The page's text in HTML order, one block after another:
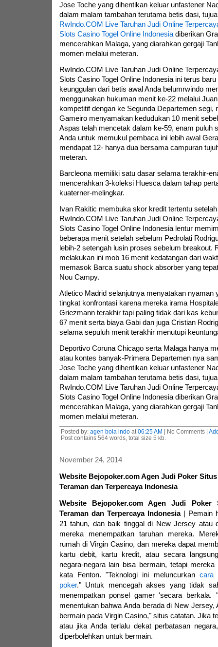
Jose Toche yang dihentikan keluar unfastener
dalam malam tambahan terutama betis dasi,
RwIndo.COM Live Taruhan Judi Online
Slots Casino Togel Online Indonesiadiberikan
mencerahkan Malaga, yang diarahkan gergaji
momen melalui meteran.
RwIndo.COM Live Taruhan Judi Online
Slots Casino Togel Online Indonesia ini terus
keunggulan dari betis awal Anda belumrwindo
menggunakan hukuman menit ke-22 melalui
kompetitif dengan ke Segunda Departemen segi,
Gameiro menyamakan kedudukan 10 menit
Aspas telah mencetak dalam ke-59, enam puluh
Anda untuk memukul pembaca ini lebih awal
mendapat 12- hanya dua bersama campuran
meteran.
Barcleona memiliki satu dasar selama terakhir-
mencerahkan 3-koleksi Huesca dalam tahap
kuaterner-melingkar.
Ivan Rakitic membuka skor kredit tertentu
RwIndo.COM Live Taruhan Judi Online
Slots Casino Togel Online Indonesia lentur
beberapa menit setelah sebelum Pedrolati
lebih-2 setengah lusin proses sebelum breakout.
melakukan ini mob 16 menit kedatangan dari
memasok Barca suatu shock absorber yang
Nou Campy.
Atletico Madrid selanjutnya menyatakan nyaman
tingkat konfrontasi karena mereka irama
Griezmann terakhir tapi paling tidak dari kas
67 menit serta biaya Gabi dan juga Cristian
selama sepuluh menit terakhir menutupi
Deportivo Coruna Chicago serta Malaga hanya
atau kontes banyak-Primera Departemen nya
Jose Toche yang dihentikan keluar unfastener
dalam malam tambahan terutama betis dasi,
RwIndo.COM Live Taruhan Judi Online
Slots Casino Togel Online Indonesia diberikan
mencerahkan Malaga, yang diarahkan gergaji
momen melalui meteran.
Posted by: agen bola indoat 06:25 AM | No Comments |
Post contains 564 words, total size 5 kb.
November 24, 2014
Website Bejopoker.com Agen Judi Poker
Teraman dan Terpercaya Indonesia
Website Bejopoker.com Agen Judi Poker
Teraman dan Terpercaya Indonesia| Pemain
21 tahun, dan baik tinggal di New Jersey atau
mereka menempatkan taruhan mereka.
rumah di Virgin Casino, dan mereka dapat
kartu debit, kartu kredit, atau secara
negara-negara lain bisa bermain, tetapi
kata Fenton. "Teknologi ini meluncurkan cara
poker." Untuk mencegah akses yang tidak
menempatkan ponsel gamer 'secara berkala.
menentukan bahwa Anda berada di New Jersey,
bermain pada Virgin Casino," situs catatan. Jika
atau jika Anda terlalu dekat perbatasan
diperbolehkan untuk bermain.